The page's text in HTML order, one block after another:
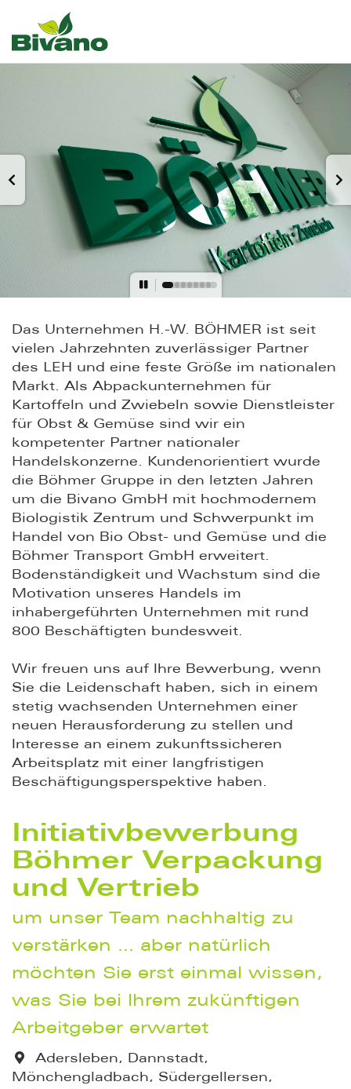
Initiativbewerbung
Böhmer Verpackung
und Vertrieb
um unser Team nachhaltig zu
verstärken … aber natürlich
möchten Sie erst einmal wissen,
was Sie bei Ihrem zukünftigen
Arbeitgeber erwartet
Adersleben, Dannstadt,
Mönchengladbach, Südergellersen,
Das Unternehmen H.-W. BÖHMER ist seit
vielen Jahrzehnten zuverlässiger Partner
des LEH und eine feste Größe im nationalen
Markt. Als Abpackunternehmen für
Kartoffeln und Zwiebeln sowie Dienstleister
für Obst & Gemüse sind wir ein
kompetenter Partner nationaler
Handelskonzerne. Kundenorientiert wurde
die Böhmer Gruppe in den letzten Jahren
um die Bivano GmbH mit hochmodernem
Biologistik Zentrum und Schwerpunkt im
Handel von Bio Obst- und Gemüse und die
Böhmer Transport GmbH erweitert.
Bodenständigkeit und Wachstum sind die
Motivation unseres Handels im
inhabergeführten Unternehmen mit rund
800 Beschäftigten bundesweit.
Wir freuen uns auf Ihre Bewerbung, wenn
Sie die Leidenschaft haben, sich in einem
stetig wachsenden Unternehmen einer
neuen Herausforderung zu stellen und
Interesse an einem zukunftssicheren
Arbeitsplatz mit einer langfristigen
Beschäftigungsperspektive haben.